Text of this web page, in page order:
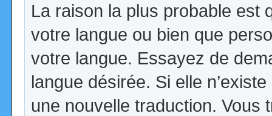
La raison la plus probable est
votre langue ou bien que
votre langue. Essayez de
langue désirée. Si elle
une nouvelle traduction. Vous